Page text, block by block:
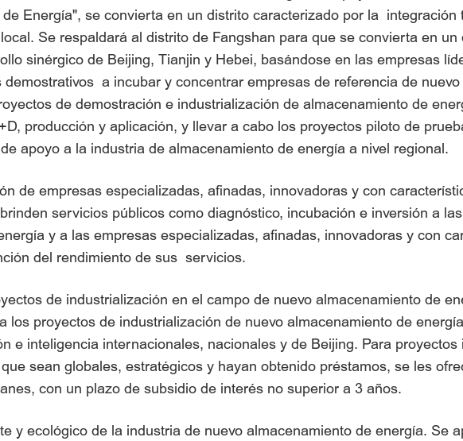
Energía", se convierta en un distrito caracterizado por la integración
Se respaldará al distrito de Fangshan para que se convierta en
sinérgico de Beijing, Tianjin y Hebei, basándose en las empresas
a incubar y concentrar empresas de referencia de
de demostración e industrialización de almacenamiento de
producción y aplicación, y llevar a cabo los proyectos piloto de
apoyo a la industria de almacenamiento de energía a nivel regional.
de empresas especializadas, afinadas, innovadoras y con
servicios públicos como diagnóstico, incubación e inversión a
y a las empresas especializadas, afinadas, innovadoras y con
del rendimiento de sus servicios.
de industrialización en el campo de nuevo almacenamiento de
los proyectos de industrialización de nuevo almacenamiento de
e inteligencia internacionales, nacionales y de Beijing. Para
sean globales, estratégicos y hayan obtenido préstamos, se les
con un plazo de subsidio de interés no superior a 3 años.
y ecológico de la industria de nuevo almacenamiento de energía. Se